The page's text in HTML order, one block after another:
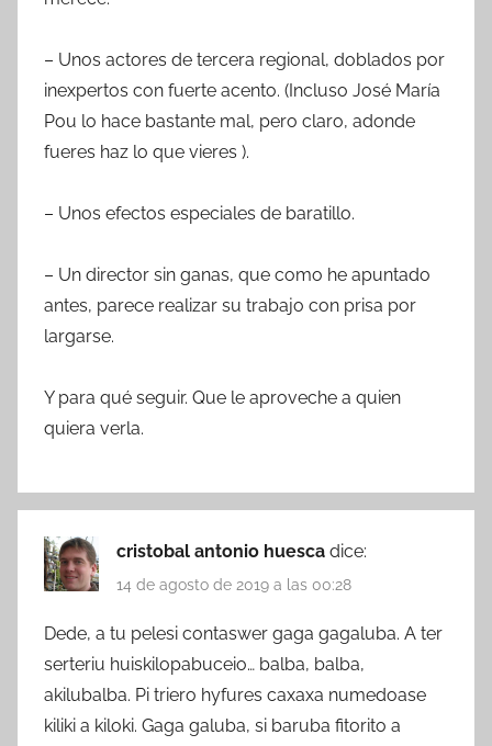
– Unos actores de tercera regional, doblados por
inexpertos con fuerte acento. (Incluso José María
Pou lo hace bastante mal, pero claro, adonde
fueres haz lo que vieres ).
– Unos efectos especiales de baratillo.
– Un director sin ganas, que como he apuntado
antes, parece realizar su trabajo con prisa por
largarse.
Y para qué seguir. Que le aproveche a quien
quiera verla.
cristobal antonio huesca dice:
14 de agosto de 2019 a las 00:28
Dede, a tu pelesi contaswer gaga gagaluba. A ter
serteriu huiskilopabuceio… balba, balba,
akilubalba. Pi triero hyfures caxaxa numedoase
kiliki a kiloki. Gaga galuba, si baruba fitorito a